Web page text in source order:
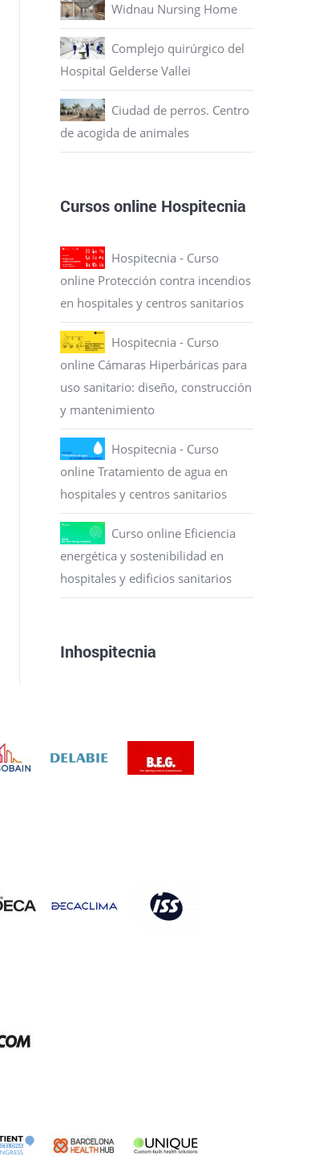
Widnau Nursing Home
Complejo quirúrgico del
Hospital Gelderse Vallei
Ciudad de perros. Centro
de acogida de animales
Cursos online Hospitecnia
Hospitecnia - Curso
online Protección contra incendios
en hospitales y centros sanitarios
Hospitecnia - Curso
online Cámaras Hiperbáricas para
uso sanitario: diseño, construcción
y mantenimiento
Hospitecnia - Curso
online Tratamiento de agua en
hospitales y centros sanitarios
Curso online Eficiencia
energética y sostenibilidad en
hospitales y edificios sanitarios
Inhospitecnia